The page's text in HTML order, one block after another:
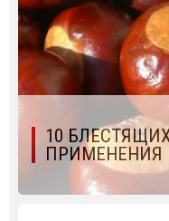
10
ПРИМЕНЕНИЯ